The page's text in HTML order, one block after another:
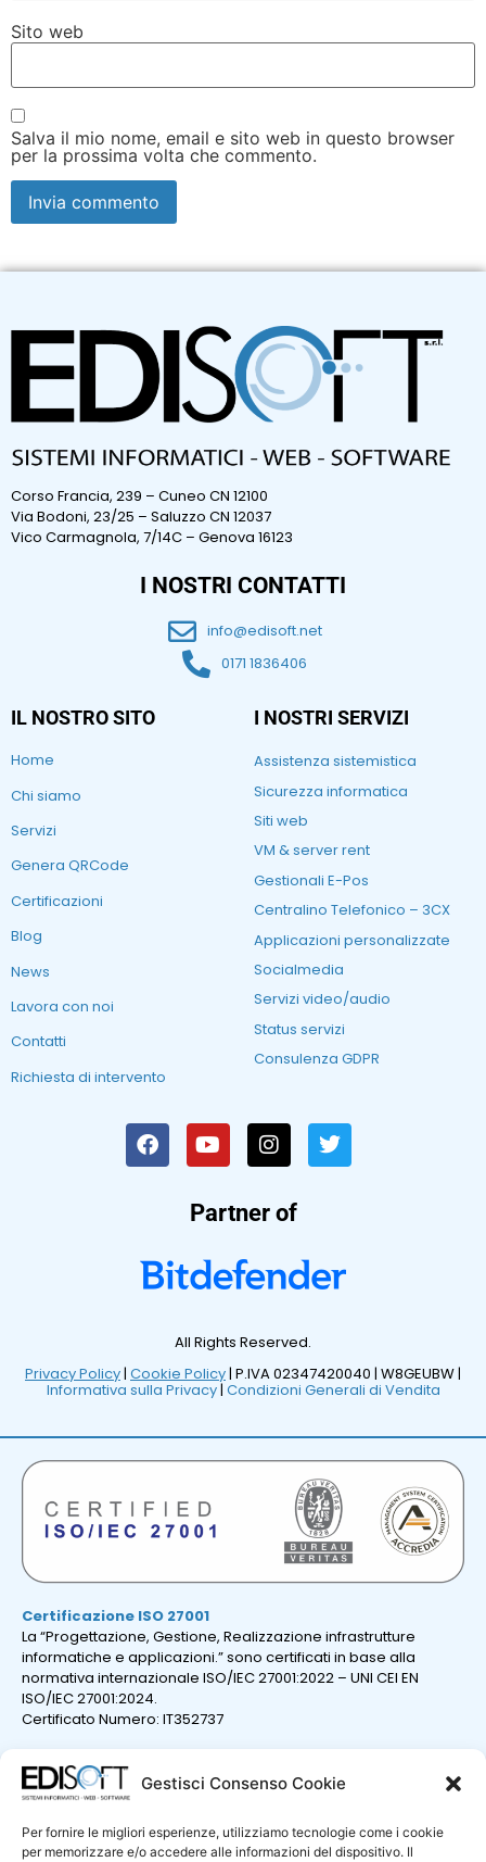
Gestisci Consenso Cookie
Per fornire le migliori esperienze, utilizziamo tecnologie come i cookie
per memorizzare e/o accedere alle informazioni del dispositivo. Il
Sito web
Salva il mio nome, email e sito web in questo browser
per la prossima volta che commento.
Corso Francia, 239 – Cuneo CN 12100
Via Bodoni, 23/25 – Saluzzo CN 12037
Vico Carmagnola, 7/14C – Genova 16123
I NOSTRI CONTATTI
info@edisoft.net
0171 1836406
IL NOSTRO SITO
Home
Chi siamo
Servizi
Genera QRCode
Certificazioni
Blog
News
Lavora con noi
Contatti
Richiesta di intervento
I NOSTRI SERVIZI
Assistenza sistemistica
Sicurezza informatica
Siti web
VM & server rent
Gestionali E-Pos
Centralino Telefonico – 3CX
Applicazioni personalizzate
Socialmedia
Servizi video/audio
Status servizi
Consulenza GDPR
Partner of
All Rights Reserved.
Privacy Policy| Cookie Policy| P.IVA 02347420040 | W8GEUBW |
Informativa sulla Privacy| Condizioni Generali di Vendita
Certificazione ISO 27001
La “Progettazione, Gestione, Realizzazione infrastrutture
informatiche e applicazioni.” sono certificati in base alla
normativa internazionale ISO/IEC 27001:2022 – UNI CEI EN
ISO/IEC 27001:2024.
Certificato Numero: IT352737